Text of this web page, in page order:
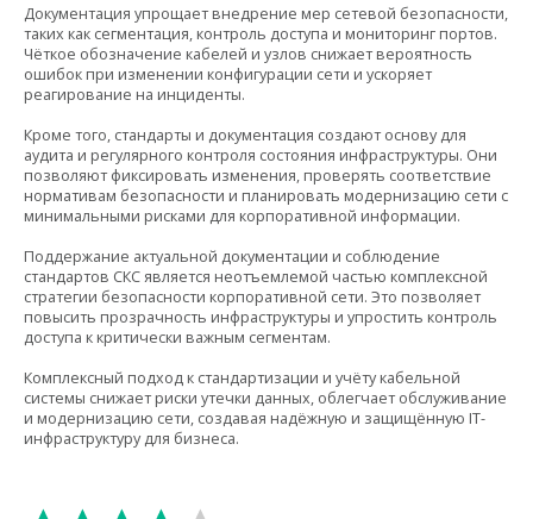
Документация упрощает внедрение мер сетевой безопасности,
таких как сегментация, контроль доступа и мониторинг портов.
Чёткое обозначение кабелей и узлов снижает вероятность
ошибок при изменении конфигурации сети и ускоряет
реагирование на инциденты.
Кроме того, стандарты и документация создают основу для
аудита и регулярного контроля состояния инфраструктуры. Они
позволяют фиксировать изменения, проверять соответствие
нормативам безопасности и планировать модернизацию сети с
минимальными рисками для корпоративной информации.
Поддержание актуальной документации и соблюдение
стандартов СКС является неотъемлемой частью комплексной
стратегии безопасности корпоративной сети. Это позволяет
повысить прозрачность инфраструктуры и упростить контроль
доступа к критически важным сегментам.
Комплексный подход к стандартизации и учёту кабельной
системы снижает риски утечки данных, облегчает обслуживание
и модернизацию сети, создавая надёжную и защищённую IT-
инфраструктуру для бизнеса.